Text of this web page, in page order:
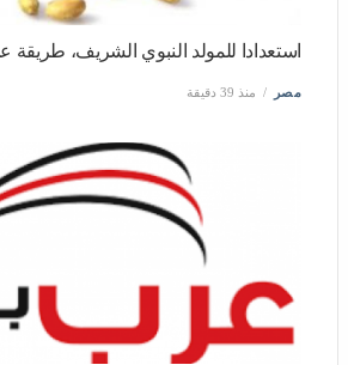
استعدادا للمولد النبوي الشريف، طريقة
مصر منذ 39 دقيقة